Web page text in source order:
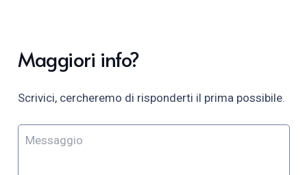
Maggiori info?
Scrivici, cercheremo di risponderti il prima possibile.